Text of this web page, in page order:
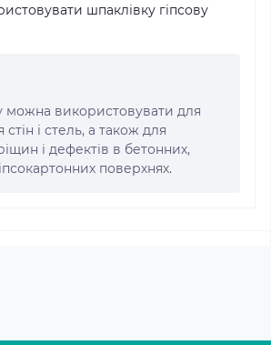
шпаклівку гіпсову
можна використовувати для
і стель, а також для
і дефектів в бетонних,
поверхнях.